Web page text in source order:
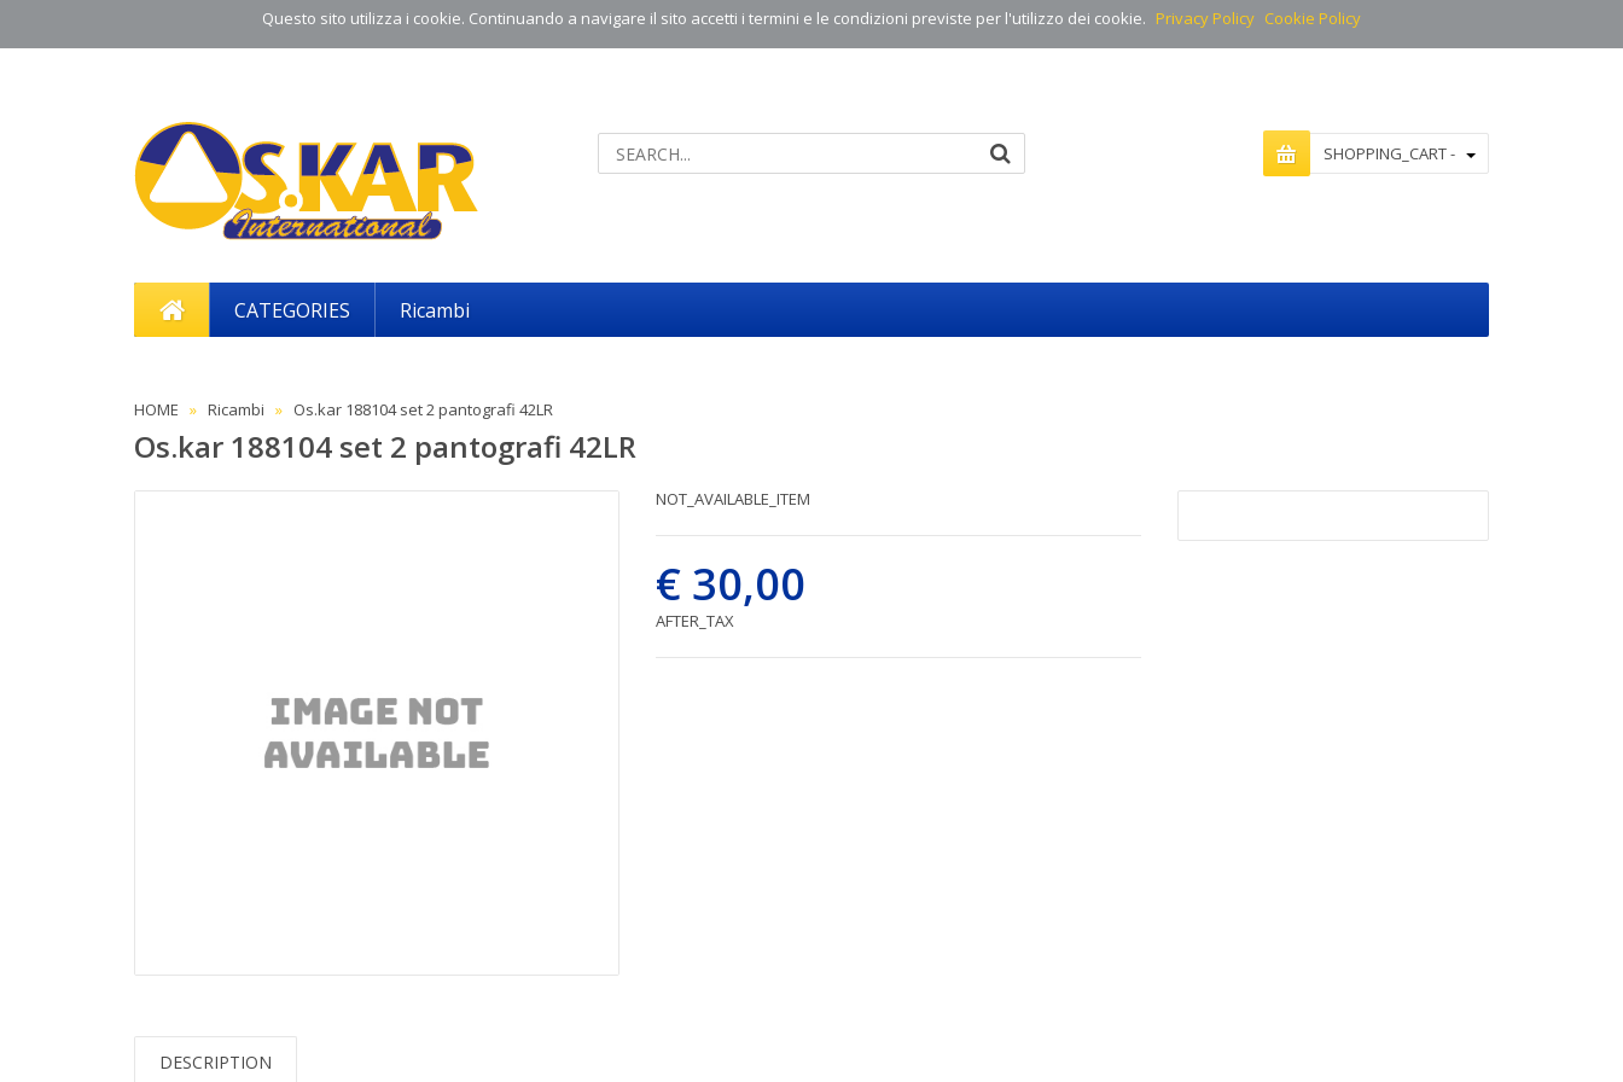
Questo sito utilizza i cookie. Continuando a navigare il sito accetti i termini e le condizioni previste per l'utilizzo dei cookie. Privacy Policy Cookie Policy
SHOPPING_CART -
CATEGORIES Ricambi
HOME Ricambi Os.kar 188104 set 2 pantografi 42LR
Os.kar 188104 set 2 pantografi 42LR
NOT_AVAILABLE_ITEM
€ 30,00
AFTER_TAX
DESCRIPTION